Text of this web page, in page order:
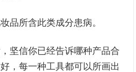
品所含此类成分患病。
坚信你已经告诉哪种产品合
，每一种工具都可以所画出